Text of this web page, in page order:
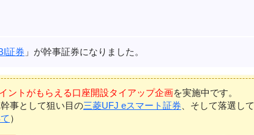
証券 」が幹事証券になりました。
ントがもらえる口座開設タイアップ企画を実施中です。
幹事として狙い目の三菱UFJ eスマート証券 、そして落選し
）